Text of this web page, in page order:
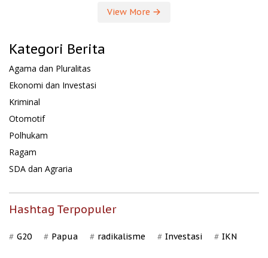
View More
Kategori Berita
Agama dan Pluralitas
Ekonomi dan Investasi
Kriminal
Otomotif
Polhukam
Ragam
SDA dan Agraria
Hashtag Terpopuler
G20 Papua radikalisme Investasi IKN